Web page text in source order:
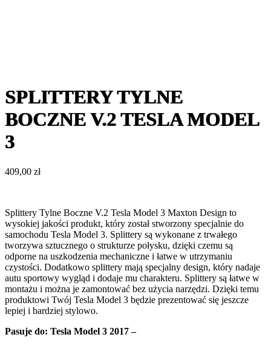
SPLITTERY TYLNE
BOCZNE V.2 TESLA MODEL
3
409,00 zł
Splittery Tylne Boczne V.2 Tesla Model 3 Maxton Design to
wysokiej jakości produkt, który został stworzony specjalnie do
samochodu Tesla Model 3. Splittery są wykonane z trwałego
tworzywa sztucznego o strukturze połysku, dzięki czemu są
odporne na uszkodzenia mechaniczne i łatwe w utrzymaniu
czystości. Dodatkowo splittery mają specjalny design, który nadaje
autu sportowy wygląd i dodaje mu charakteru. Splittery są łatwe w
montażu i można je zamontować bez użycia narzędzi. Dzięki temu
produktowi Twój Tesla Model 3 będzie prezentować się jeszcze
lepiej i bardziej stylowo.
Pasuje do: Tesla Model 3 2017 –